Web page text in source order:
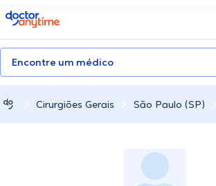
doctoranytime
Encontre um médico
Cirurgiões Gerais São Paulo (SP)